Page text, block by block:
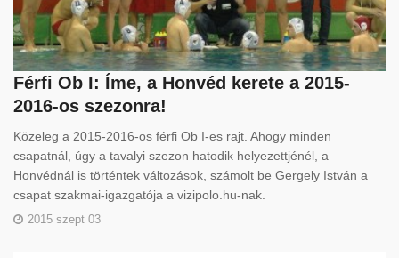
Férfi Ob I: Íme, a Honvéd kerete a 2015-
2016-os szezonra!
Közeleg a 2015-2016-os férfi Ob I-es rajt. Ahogy minden
csapatnál, úgy a tavalyi szezon hatodik helyezettjénél, a
Honvédnál is történtek változások, számolt be Gergely István a
csapat szakmai-igazgatója a vizipolo.hu-nak.
2015 szept 03